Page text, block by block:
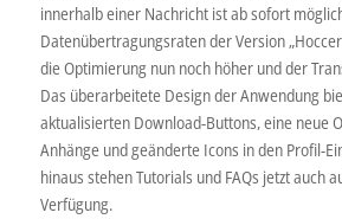
innerhalb einer Nachricht ist ab sofort
Datenübertragungsraten der Version
die Optimierung nun noch höher und der
Das überarbeitete Design der Anwendung
aktualisierten Download-Buttons, eine neue
Anhänge und geänderte Icons in den Profil-
hinaus stehen Tutorials und FAQs jetzt auch
Verfügung.